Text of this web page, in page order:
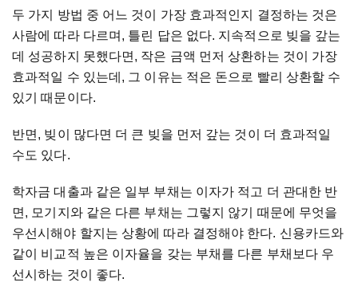
두 가지 방법 중 어느 것이 가장 효과적인지 결정하는 것은
사람에 따라 다르며, 틀린 답은 없다. 지속적으로 빚을 갚는
데 성공하지 못했다면, 작은 금액 먼저 상환하는 것이 가장
효과적일 수 있는데, 그 이유는 적은 돈으로 빨리 상환할 수
있기 때문이다.
반면, 빚이 많다면 더 큰 빚을 먼저 갚는 것이 더 효과적일
수도 있다.
학자금 대출과 같은 일부 부채는 이자가 적고 더 관대한 반
면, 모기지와 같은 다른 부채는 그렇지 않기 때문에 무엇을
우선시해야 할지는 상황에 따라 결정해야 한다. 신용카드와
같이 비교적 높은 이자율을 갖는 부채를 다른 부채보다 우
선시하는 것이 좋다.